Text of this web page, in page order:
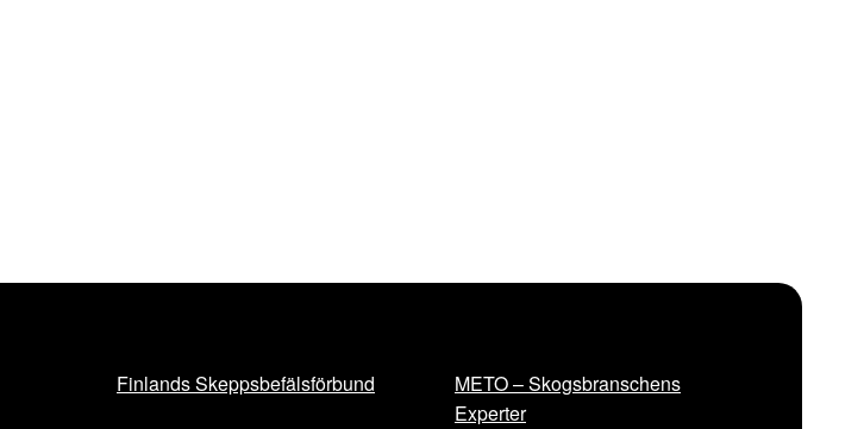
Finlands Skeppsbefälsförbund
METO – Skogsbranschens
Experter